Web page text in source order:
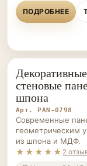
ПОДРОБНЕЕ
СТЕНОВЫЕ
ПАНЕЛИ НА
Декоративные
стеновые
шпона
Арт. PAN-0798
Современные
геометрическим
из шпона и МДФ.
★★★★★ 2